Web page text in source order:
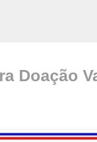
Doação